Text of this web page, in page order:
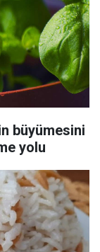
büyümesini
yolu